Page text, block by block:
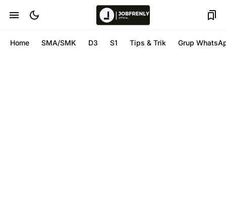
Home SMA/SMK D3 S1 Tips & Trik Grup